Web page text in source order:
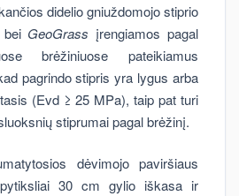
didelio gniuždomojo stiprio
GeoGrass įrengiamos pagal
brėžiniuose pateikiamus
pagrindo stipris yra lygus arba
(Evd ≥ 25 MPa), taip pat turi
stiprumai pagal brėžinį.
dėvimojo paviršiaus
30 cm gylio iškasa ir